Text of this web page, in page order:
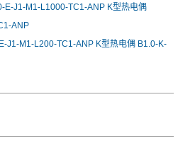
E-J1-M1-L1000-TC1-ANP K型热电偶
ANP
J1-M1-L200-TC1-ANP K型热电偶 B1.0-K-